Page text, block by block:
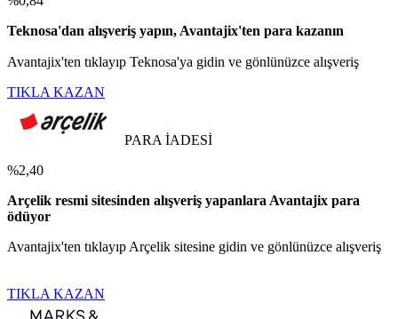
Teknosa'dan alışveriş yapın, Avantajix'ten para kazanın
Avantajix'ten tıklayıp Teknosa'ya gidin ve gönlünüzce alışveriş
TIKLA KAZAN
PARA İADESİ
%2,40
Arçelik resmi sitesinden alışveriş yapanlara Avantajix para
ödüyor
Avantajix'ten tıklayıp Arçelik sitesine gidin ve gönlünüzce alışveriş
TIKLA KAZAN